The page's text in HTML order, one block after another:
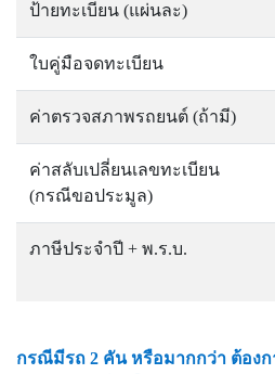
ป้ายทะเบียน (แผ่นละ)
ใบคู่มือจดทะเบียน
ค่าตรวจสภาพรถยนต์ (ถ้ามี)
ค่าสลับเปลี่ยนเลขทะเบียน
(กรณีขอประมูล)
ภาษีประจำปี + พ.ร.บ.
กรณีมีรถ 2 คัน หรือมากกว่า ต้อง